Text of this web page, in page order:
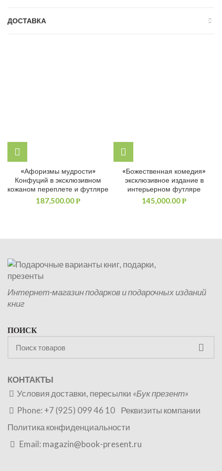
ДОСТАВКА
«Афоризмы мудрости»
Конфуций в эксклюзивном
кожаном переплете и футляре
187,500.00Р
«Божественная комедия»
эксклюзивное издание в
интерьерном футляре
145,000.00Р
Интернет-магазин подарков и подарочных изданий
книг
ПОИСК
КОНТАКТЫ
Условия доставки, пересылки «Бук презент»
Phone: +7 (925) 099 46 10 Реквизиты компании
Политика конфиденциальности
Email: magazin@book-present.ru